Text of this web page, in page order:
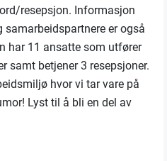
resepsjon. Informasjon
er også
har 11 ansatte som utfører
samt betjener 3 resepsjoner.
hvor vi tar vare på
Lyst til å bli en del av